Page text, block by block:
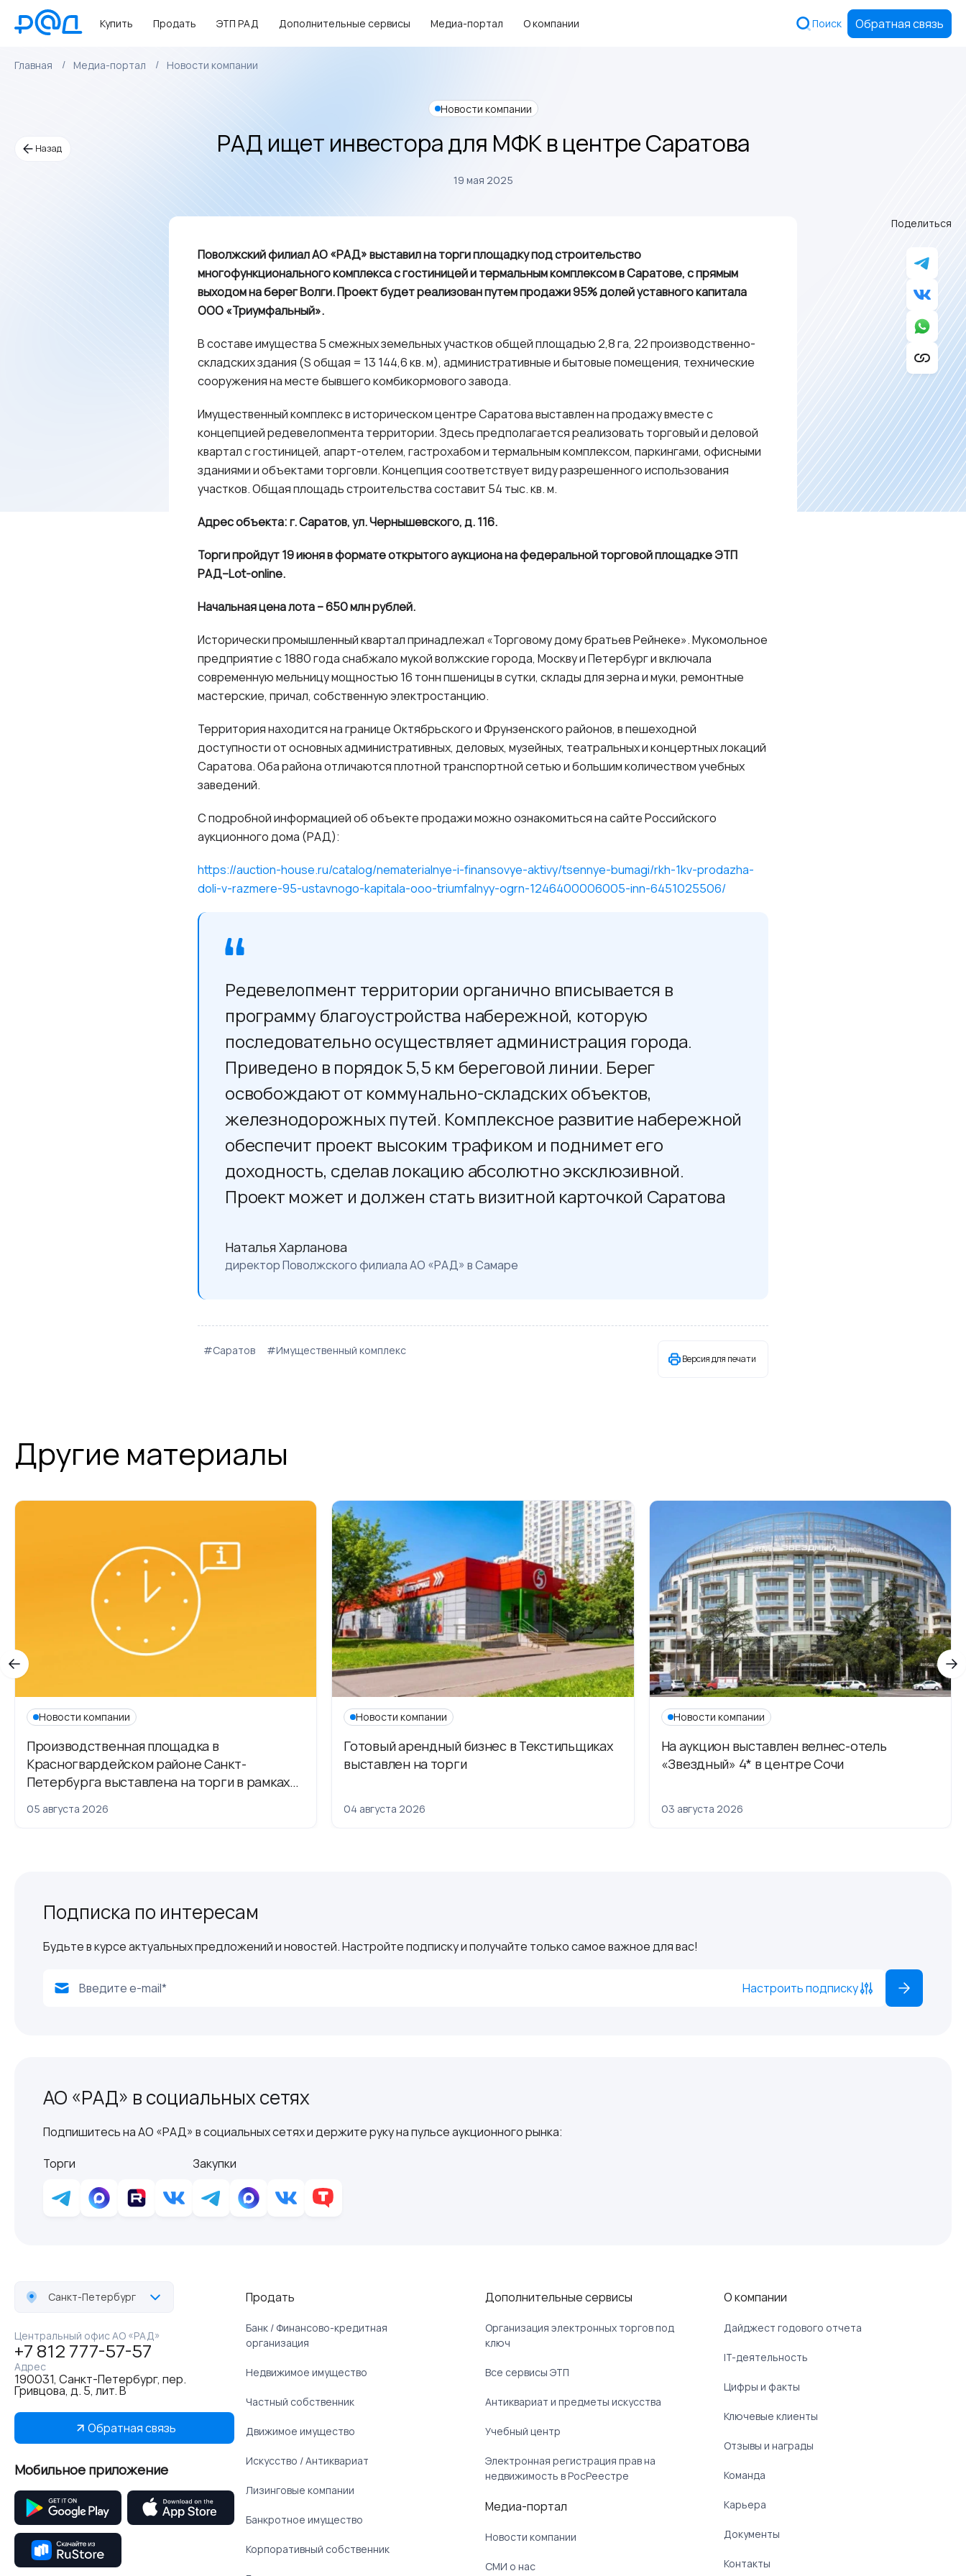
Купить Продать ЭТП РАД Дополнительные сервисы Медиа-портал О компании Поиск Обратная связь
Главная Медиа-портал Новости компании
Назад
Новости компании
РАД ищет инвестора для МФК в центре Саратова
19 мая 2025
Поволжский филиал АО «РАД» выставил на торги площадку под строительство
многофункционального комплекса с гостиницей и термальным комплексом в Саратове, с прямым
выходом на берег Волги. Проект будет реализован путем продажи 95% долей уставного капитала
ООО «Триумфальный».
В составе имущества 5 смежных земельных участков общей площадью 2,8 га, 22 производственно-
складских здания (S общая = 13 144,6 кв. м), административные и бытовые помещения, технические
сооружения на месте бывшего комбикормового завода.
Имущественный комплекс в историческом центре Саратова выставлен на продажу вместе с
концепцией редевелопмента территории. Здесь предполагается реализовать торговый и деловой
квартал с гостиницей, апарт-отелем, гастрохабом и термальным комплексом, паркингами, офисными
зданиями и объектами торговли. Концепция соответствует виду разрешенного использования
участков. Общая площадь строительства составит 54 тыс. кв. м.
Адрес объекта: г. Саратов, ул. Чернышевского, д. 116.
Торги пройдут 19 июня в формате открытого аукциона на федеральной торговой площадке ЭТП
РАД–Lot-online.
Начальная цена лота – 650 млн рублей.
Исторически промышленный квартал принадлежал «Торговому дому братьев Рейнеке». Мукомольное
предприятие с 1880 года снабжало мукой волжские города, Москву и Петербург и включала
современную мельницу мощностью 16 тонн пшеницы в сутки, склады для зерна и муки, ремонтные
мастерские, причал, собственную электростанцию.
Территория находится на границе Октябрьского и Фрунзенского районов, в пешеходной
доступности от основных административных, деловых, музейных, театральных и концертных локаций
Саратова. Оба района отличаются плотной транспортной сетью и большим количеством учебных
заведений.
С подробной информацией об объекте продажи можно ознакомиться на сайте Российского
аукционного дома (РАД):
https://auction-house.ru/catalog/nematerialnye-i-finansovye-aktivy/tsennye-bumagi/rkh-1kv-prodazha-
doli-v-razmere-95-ustavnogo-kapitala-ooo-triumfalnyy-ogrn-1246400006005-inn-6451025506/
Редевелопмент территории органично вписывается в
программу благоустройства набережной, которую
последовательно осуществляет администрация города.
Приведено в порядок 5,5 км береговой линии. Берег
освобождают от коммунально-складских объектов,
железнодорожных путей. Комплексное развитие набережной
обеспечит проект высоким трафиком и поднимет его
доходность, сделав локацию абсолютно эксклюзивной.
Проект может и должен стать визитной карточкой Саратова
Наталья Харланова
директор Поволжского филиала АО «РАД» в Самаре
#Саратов #Имущественный комплекс
Версия для печати
Поделиться
Другие материалы
Новости компании
Производственная площадка в
Красногвардейском районе Санкт-
Петербурга выставлена на торги в рамках
05 августа 2026
Новости компании
Готовый арендный бизнес в Текстильщиках
выставлен на торги
04 августа 2026
Новости компании
На аукцион выставлен велнес-отель
«Звездный» 4* в центре Сочи
03 августа 2026
Подписка по интересам
Будьте в курсе актуальных предложений и новостей. Настройте подписку и получайте только самое важное для вас!
Настроить подписку
АО «РАД» в социальных сетях
Подпишитесь на АО «РАД» в социальных сетях и держите руку на пульсе аукционного рынка:
Торги
Закупки
Санкт-Петербург
Центральный офис АО «РАД»
+7 812 777-57-57
Адрес
190031, Санкт-Петербург, пер.
Гривцова, д. 5, лит. В
Обратная связь
Мобильное приложение
Продать
Банк / Финансово-кредитная
организация
Недвижимое имущество
Частный собственник
Движимое имущество
Искусство / Антиквариат
Лизинговые компании
Банкротное имущество
Корпоративный собственник
Дополнительные сервисы
Организация электронных торгов под
ключ
Все сервисы ЭТП
Антиквариат и предметы искусства
Учебный центр
Электронная регистрация прав на
недвижимость в РосРеестре
Медиа-портал
Новости компании
СМИ о нас
О компании
Дайджест годового отчета
IT-деятельность
Цифры и факты
Ключевые клиенты
Отзывы и награды
Команда
Карьера
Документы
Контакты